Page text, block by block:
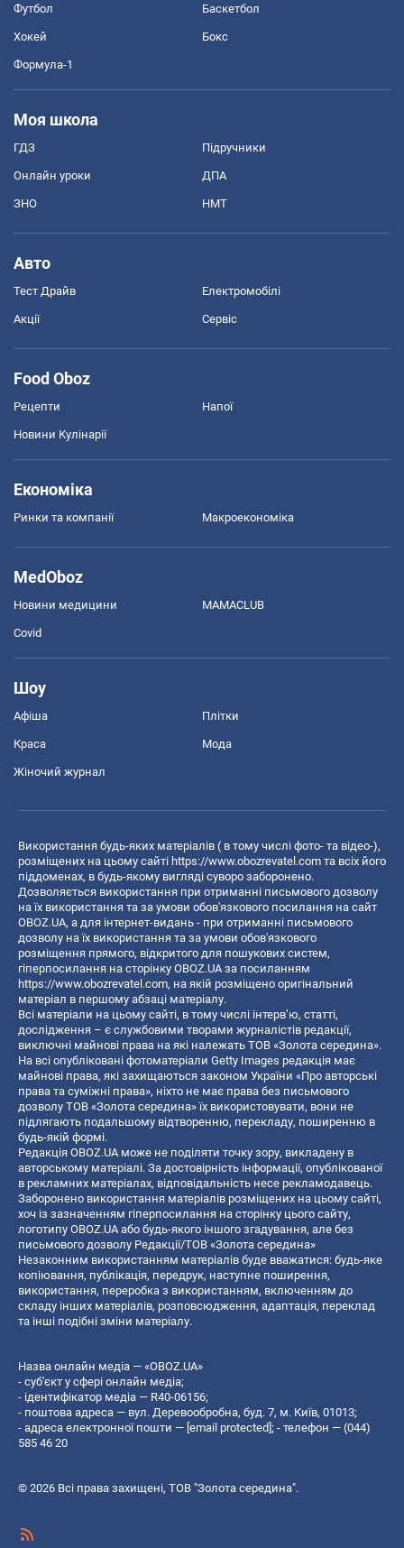
Футбол Баскетбол
Хокей Бокс
Формула-1
Моя школа
ГДЗ Підручники
Онлайн уроки ДПА
ЗНО НМТ
Авто
Тест Драйв Електромобілі
Акції Сервіс
Food Oboz
Рецепти Напої
Новини Кулінарії
Економіка
Ринки та компанії Макроекономіка
MedOboz
Новини медицини MAMACLUB
Covid
Шоу
Афіша Плітки
Краса Мода
Жіночий журнал
Використання будь-яких матеріалів ( в тому числі фото- та відео-),
розміщених на цьому сайті https://www.obozrevatel.com та всіх його
піддоменах, в будь-якому вигляді суворо заборонено.
Дозволяється використання при отриманні письмового дозволу
на їх використання та за умови обов'язкового посилання на сайт
OBOZ.UA, а для інтернет-видань - при отриманні письмового
дозволу на їх використання та за умови обов'язкового
розміщення прямого, відкритого для пошукових систем,
гіперпосилання на сторінку OBOZ.UA за посиланням
https://www.obozrevatel.com, на якій розміщено оригінальний
матеріал в першому абзаці матеріалу.
Всі матеріали на цьому сайті, в тому числі інтерв’ю, статті,
дослідження – є службовими творами журналістів редакції,
виключні майнові права на які належать ТОВ «Золота середина».
На всі опубліковані фотоматеріали Getty Images редакція має
майнові права, які захищаються законом України «Про авторські
права та суміжні права», ніхто не має права без письмового
дозволу ТОВ «Золота середина» їх використовувати, вони не
підлягають подальшому відтворенню, перекладу, поширенню в
будь-якій формі.
Редакція OBOZ.UA може не поділяти точку зору, викладену в
авторському матеріалі. За достовірність інформації, опублікованої
в рекламних матеріалах, відповідальність несе рекламодавець.
Заборонено використання матеріалів розміщених на цьому сайті,
хоч із зазначенням гіперпосилання на сторінку цього сайту,
логотипу OBOZ.UA або будь-якого іншого згадування, але без
письмового дозволу Редакції/ТОВ «Золота середина»
Незаконним використанням матеріалів буде вважатися: будь-яке
копiювання, публiкацiя, передрук, наступне поширення,
використання, переробка з використанням, включенням до
складу інших матеріалів, розповсюдження, адаптація, переклад
та інші подібні зміни матеріалу.
Назва онлайн медіа — «OBOZ.UA»
- суб'єкт у сфері онлайн медіа;
- ідентифікатор медіа — R40-06156;
- поштова адреса — вул. Деревообробна, буд. 7, м. Київ, 01013;
- адреса електронної пошти — [email protected]; - телефон — (044)
585 46 20
© 2026 Всі права захищені, ТОВ "Золота середина".